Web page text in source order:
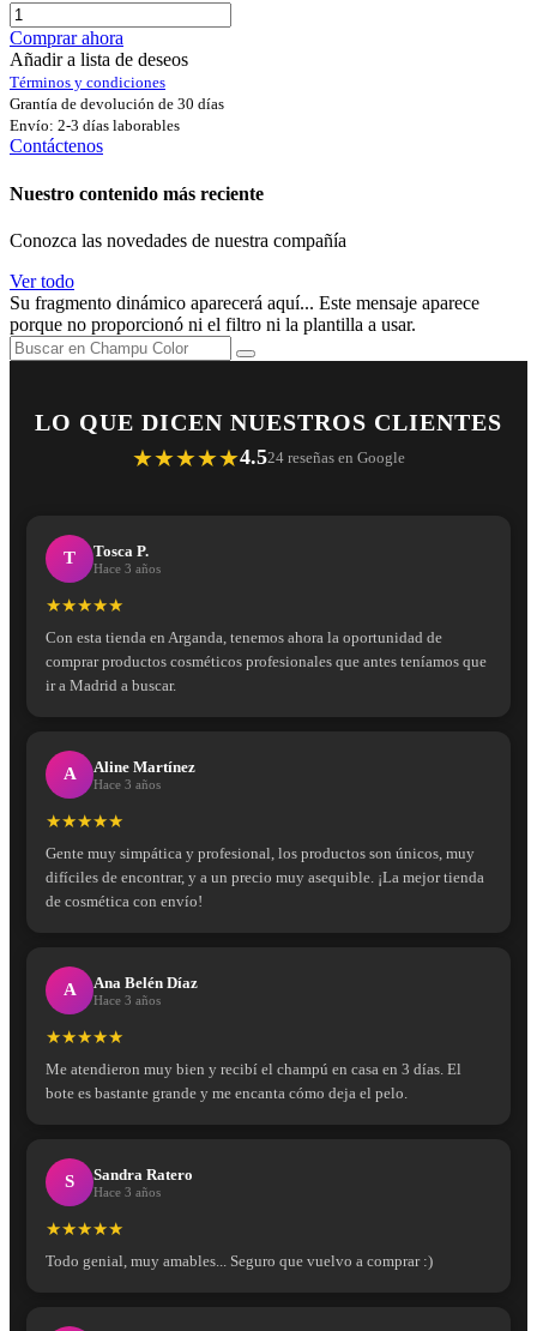
Comprar ahora
Añadir a lista de deseos
Términos y condiciones
Grantía de devolución de 30 días
Envío: 2-3 días laborables
Contáctenos
Nuestro contenido más reciente
Conozca las novedades de nuestra compañía
Ver todo
Su fragmento dinámico aparecerá aquí... Este mensaje aparece
porque no proporcionó ni el filtro ni la plantilla a usar.
LO QUE DICEN NUESTROS CLIENTES
★★★★★4.524 reseñas en Google
T Tosca P.
Hace 3 años
★★★★★
Con esta tienda en Arganda, tenemos ahora la oportunidad de
comprar productos cosméticos profesionales que antes teníamos que
ir a Madrid a buscar.
A Aline Martínez
Hace 3 años
★★★★★
Gente muy simpática y profesional, los productos son únicos, muy
difíciles de encontrar, y a un precio muy asequible. ¡La mejor tienda
de cosmética con envío!
A Ana Belén Díaz
Hace 3 años
★★★★★
Me atendieron muy bien y recibí el champú en casa en 3 días. El
bote es bastante grande y me encanta cómo deja el pelo.
S Sandra Ratero
Hace 3 años
★★★★★
Todo genial, muy amables... Seguro que vuelvo a comprar :)